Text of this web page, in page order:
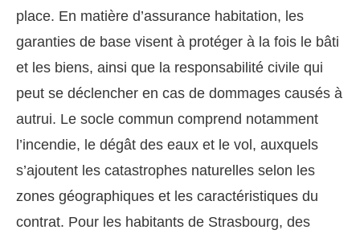
place. En matière d’assurance habitation, les
garanties de base visent à protéger à la fois le bâti
et les biens, ainsi que la responsabilité civile qui
peut se déclencher en cas de dommages causés à
autrui. Le socle commun comprend notamment
l’incendie, le dégât des eaux et le vol, auxquels
s’ajoutent les catastrophes naturelles selon les
zones géographiques et les caractéristiques du
contrat. Pour les habitants de Strasbourg, des